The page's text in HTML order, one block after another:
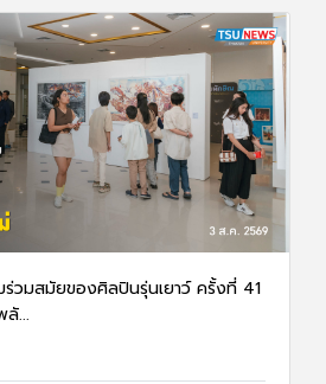
วมสมัยของศิลปินรุ่นเยาว์ ครั้งที่ 41
...